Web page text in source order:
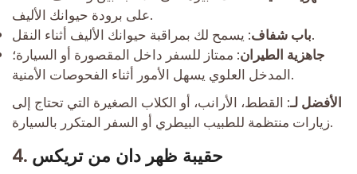
على برودة حيوانك الأليف.
باب شفاف: يسمح لك بمراقبة حيوانك الأليف أثناء النقل.
جاهزية الطيران: ممتاز للسفر داخل المقصورة أو السيارة؛
المدخل العلوي يسهل الأمور أثناء الفحوصات الأمنية.
الأفضل لـ: القطط، الأرانب، أو الكلاب الصغيرة التي تحتاج إلى
زيارات منتظمة للطبيب البيطري أو السفر المتكرر بالسيارة.
4. حقيبة ظهر دان من تريكس